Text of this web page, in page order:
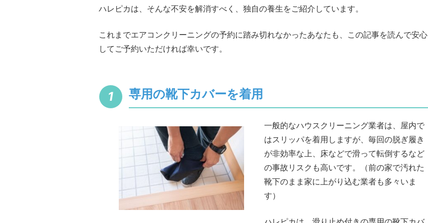
ハレピカは、そんな不安を解消すべく、独自の養生をご紹介しています。
これまでエアコンクリーニングの予約に踏み切れなかったあなたも、この記事を読んで安心
してご予約いただければ幸いです。
専用の靴下カバーを着用
一般的なハウスクリーニング業者は、屋内で
はスリッパを着用しますが、毎回の脱ぎ履き
が非効率な上、床などで滑って転倒するなど
の事故リスクも高いです。（前の家で汚れた
靴下のまま家に上がり込む業者も多々いま
す）